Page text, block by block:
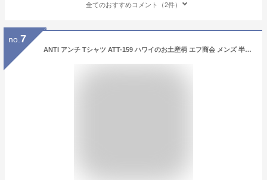
全てのおすすめコメント（2件）
no. 7
ANTI アンチ Tシャツ ATT-159 ハワイのお土産柄 エフ商会 メンズ 半袖tee ブラック 新品